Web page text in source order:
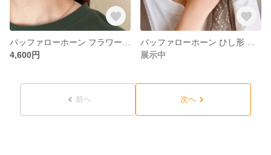
4,600円
展示中
前へ 次へ